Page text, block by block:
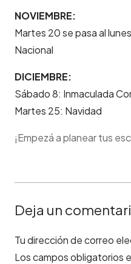
NOVIEMBRE:
Martes 20 se pasa al
Nacional
DICIEMBRE:
Sábado 8: Inmaculada
Martes 25: Navidad
¡Empezá a planear tus
Deja un
Tu dirección de correo
Los campos obligatorios